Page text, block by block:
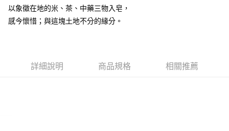
ATM付款
每筆NT$60，滿NT$1,000(含以上)免運費
以象徵在地的米、茶、中藥三物入皂，
感今懷惜；與這塊土地不分的緣分。
詳細說明 商品規格 相關推薦